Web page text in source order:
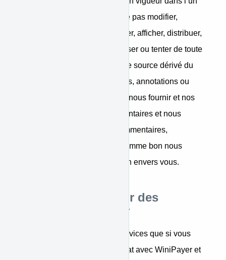
des pays, vous acceptez de ne pas modifier,
reconcevoir, reproduire, adapter, afficher, distribuer,
traduire, désassembler, désosser ou tenter de toute
autre manière de créer un code source dérivé du
logiciel. Tous les commentaires, annotations ou
suggestions que vous pouvez nous fournir et nos
services sont entièrement volontaires et nous
serons libres d’utiliser ces commentaires,
annotations ou suggestions comme bon nous
semble sans aucune obligation envers vous.
Qualité d’utilisateur des
services WiniPayer
Vous ne pouvez utiliser les services que si vous
acceptez de conclure un contrat avec WiniPayer et